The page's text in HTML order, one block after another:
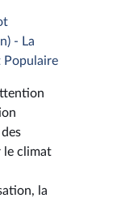
- La
Populaire
le climat
la